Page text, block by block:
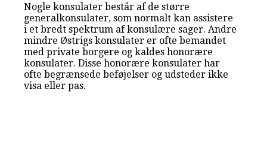
Nogle konsulater består af de større
generalkonsulater, som normalt kan assistere
i et bredt spektrum af konsulære sager. Andre
mindre Østrigs konsulater er ofte bemandet
med private borgere og kaldes honorære
konsulater. Disse honorære konsulater har
ofte begrænsede beføjelser og udsteder ikke
visa eller pas.